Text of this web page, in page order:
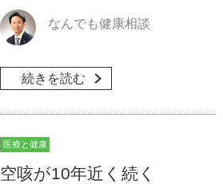
なんでも健康相談
続きを読む
医療と健康
空咳が10年近く続く